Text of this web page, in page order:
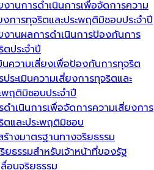
งานการดำเนินการเพื่อจัดการความ
งการทุจริตและประพฤติมิชอบประจำปี
งานผลการดำเนินการป้องกันการ
ตประจำปี
นความเสี่ยงเพื่อป้องกันการทุจริต
ประเมินความเสี่ยงการทุจริตและ
พฤติมิชอบประจำปี
ดำเนินการเพื่อจัดการความเสี่ยงการ
ตและประพฤติมิชอบ
ร้างมาตรฐานทางจริยธรรม
ยธรรมสำหรับเจ้าหน้าที่ของรัฐ
อนจริยธรรม